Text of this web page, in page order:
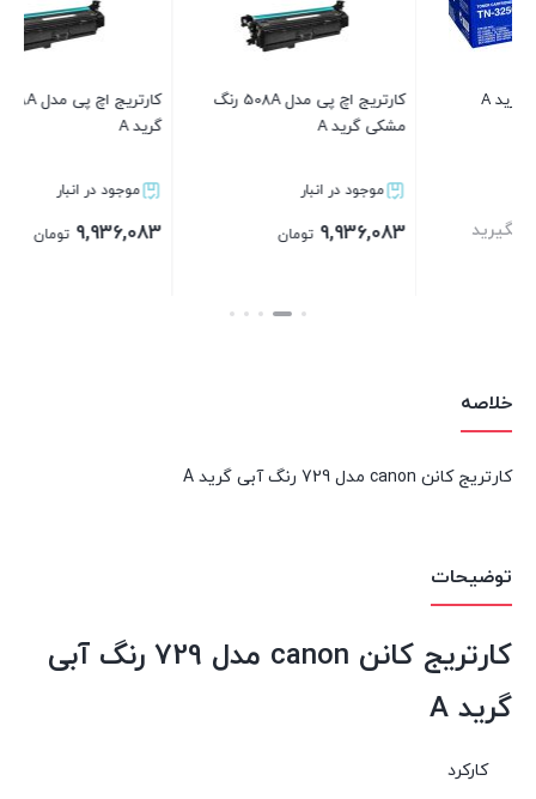
کارتریج اچ پی مدل 508A رنگ
موجود در انبار
9,936,083 تومان
کارتریج اچ پی مدل 508A رنگ زرد
موجود در انبار
تومان
خلاصه
کارتریج کانن canon مدل 729 رنگ آبی گرید A
توضیحات
کارتریج کانن canon مدل 729 رنگ آبی
گرید A
کارکرد